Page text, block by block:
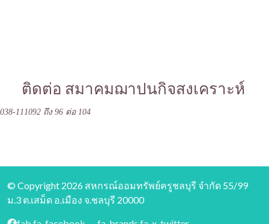
ติดต่อ สมาคมฌาปนกิจสงเคราะห์
038-111092 ถึง 96 ต่อ 104
© Copyright 2026 สหกรณ์ออมทรัพย์ครูชลบุรี จำกัด 55/99
ม.3 ต.เสม็ด อ.เมือง จ.ชลบุรี 20000